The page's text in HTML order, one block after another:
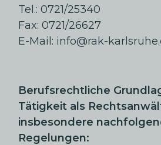
Tel.: 0721/25340
Fax: 0721/26627
E-Mail: info@rak-
Berufsrechtliche
Tätigkeit als
insbesondere
Regelungen: